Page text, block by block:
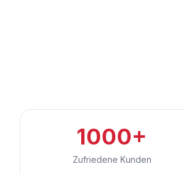
1000+
Zufriedene Kunden